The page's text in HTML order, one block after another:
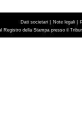
Dati societari | Note legali |
della Stampa presso il